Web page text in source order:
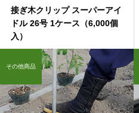
接ぎ木クリップ スーパーアイ
ドル 26号 1ケース（6,000個
入）
その他商品